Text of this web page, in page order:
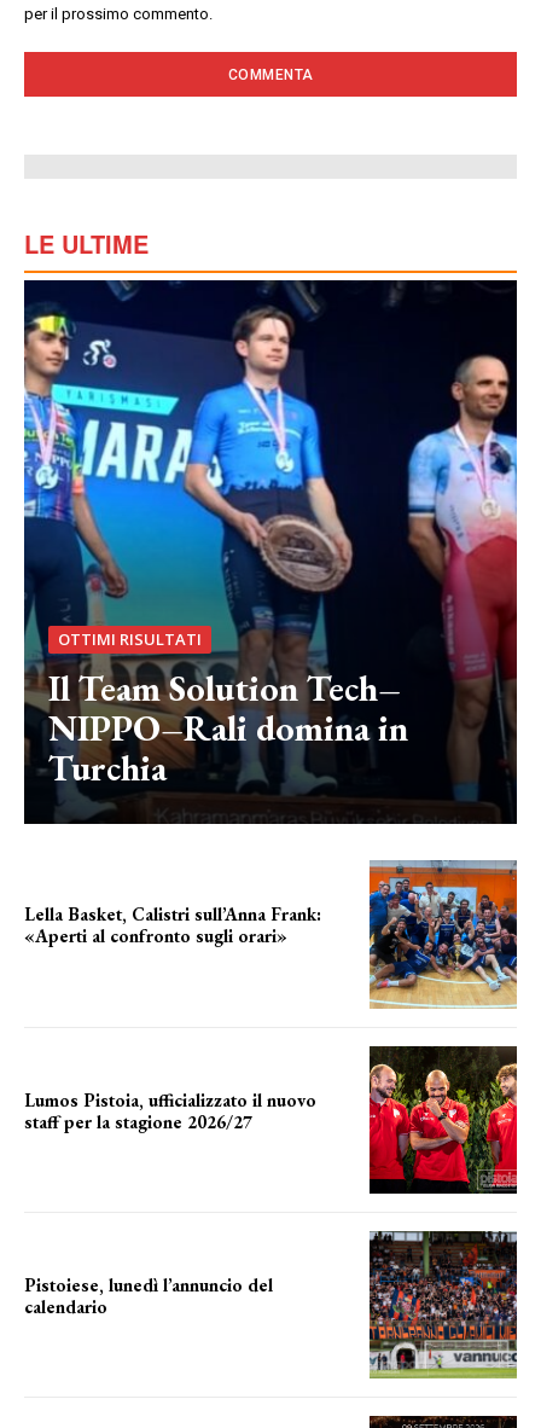
per il prossimo commento.
LE ULTIME
OTTIMI RISULTATI
Il Team Solution Tech–
NIPPO–Rali domina in
Turchia
Lella Basket, Calistri sull’Anna Frank:
«Aperti al confronto sugli orari»
Lumos Pistoia, ufficializzato il nuovo
staff per la stagione 2026/27
Pistoiese, lunedì l’annuncio del
calendario